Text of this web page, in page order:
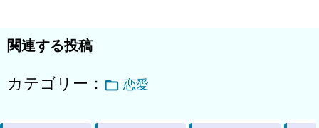
ン
関連する投稿
カテゴリー： 恋愛